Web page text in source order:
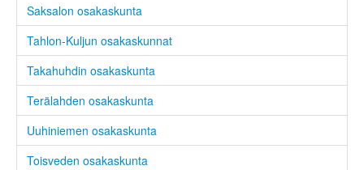
Saksalon osakaskunta
Tahlon-Kuljun osakaskunnat
Takahuhdin osakaskunta
Terälahden osakaskunta
Uuhiniemen osakaskunta
Toisveden osakaskunta